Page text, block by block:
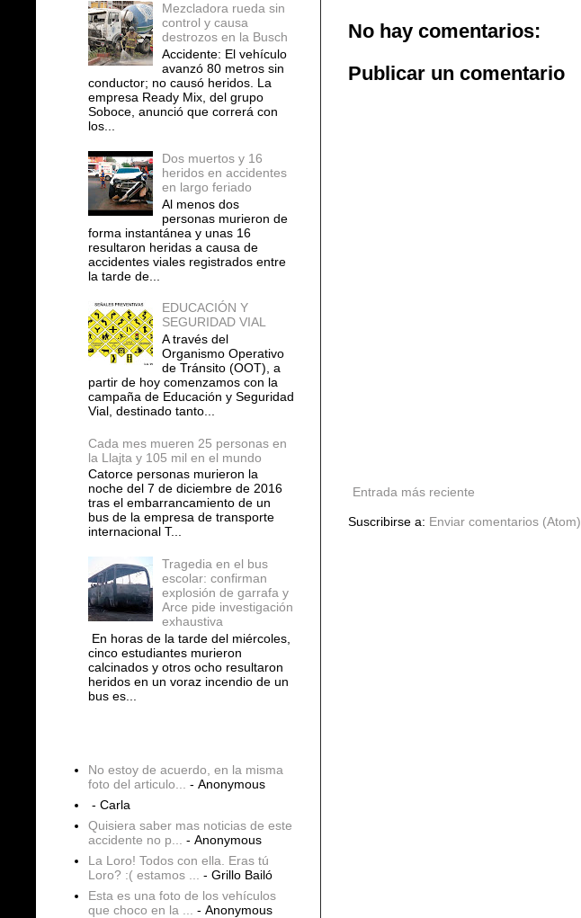
No hay comentarios:
Publicar un comentario
Entrada más reciente
Suscribirse a: Enviar comentarios (Atom)
Mezcladora rueda sin
control y causa
destrozos en la Busch
Accidente: El vehículo
avanzó 80 metros sin
conductor; no causó heridos. La
empresa Ready Mix, del grupo
Soboce, anunció que correrá con
los...
Dos muertos y 16
heridos en accidentes
en largo feriado
Al menos dos
personas murieron de
forma instantánea y unas 16
resultaron heridas a causa de
accidentes viales registrados entre
la tarde de...
EDUCACIÓN Y
SEGURIDAD VIAL
A través del
Organismo Operativo
de Tránsito (OOT), a
partir de hoy comenzamos con la
campaña de Educación y Seguridad
Vial, destinado tanto...
Cada mes mueren 25 personas en
la Llajta y 105 mil en el mundo
Catorce personas murieron la
noche del 7 de diciembre de 2016
tras el embarrancamiento de un
bus de la empresa de transporte
internacional T...
Tragedia en el bus
escolar: confirman
explosión de garrafa y
Arce pide investigación
exhaustiva
En horas de la tarde del miércoles,
cinco estudiantes murieron
calcinados y otros ocho resultaron
heridos en un voraz incendio de un
bus es...
No estoy de acuerdo, en la misma
foto del articulo...
- Anonymous
- Carla
Quisiera saber mas noticias de este
accidente no p...
- Anonymous
La Loro! Todos con ella. Eras tú
Loro? :( estamos ...
- Grillo Bailó
Esta es una foto de los vehículos
que choco en la ...
- Anonymous